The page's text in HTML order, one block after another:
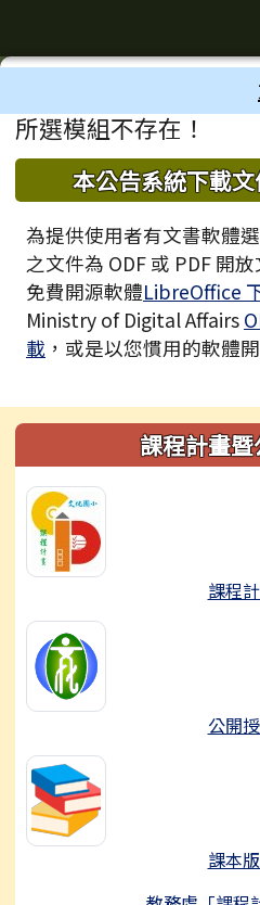
臺南市歸仁區文化
主內容區域
所選模組不存在！
下中區域內容
本公告系統下載
為提供使用者有文書軟體
之文件為 ODF 或 PDF 開
免費開源軟體LibreOffice
Ministry of Digital Affairs
載 ，或是以您慣用的軟體
左邊區域內容課程計畫
課程
公開
課本
頁尾區域